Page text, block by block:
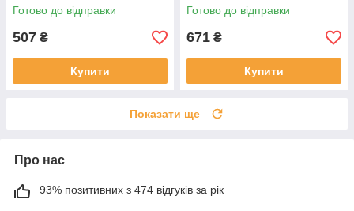
Готово до відправки
507 ₴
Купити
Готово до відправки
671 ₴
Купити
Показати ще
Про нас
93% позитивних з 474 відгуків за рік